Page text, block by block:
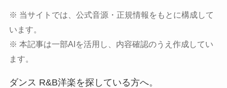
※ 当サイトでは、公式音源・正規情報をもとに構成して
います。
※ 本記事は一部AIを活用し、内容確認のうえ作成してい
ます。
ダンス R&B洋楽を探している方へ。